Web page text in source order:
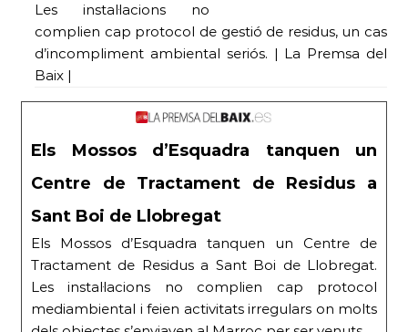
Les instal·lacions no
complien cap protocol de gestió de residus, un cas
d’incompliment ambiental seriós. | La Premsa del
Baix |
Els Mossos d’Esquadra tanquen un
Centre de Tractament de Residus a
Sant Boi de Llobregat
Els Mossos d’Esquadra tanquen un Centre de
Tractament de Residus a Sant Boi de Llobregat.
Les instal·lacions no complien cap protocol
mediambiental i feien activitats irregulars on molts